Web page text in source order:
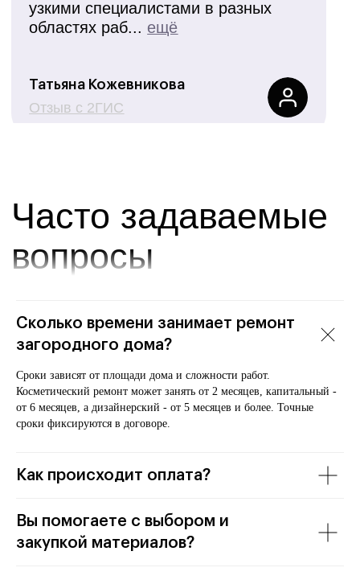
Сколько времени занимает ремонт
загородного дома?
Сроки зависят от площади дома и сложности работ.
Косметический ремонт может занять от 2 месяцев, капитальный -
от 6 месяцев, а дизайнерский - от 5 месяцев и более. Точные
сроки фиксируются в договоре.
Как происходит оплата?
Вы помогаете с выбором и
закупкой материалов?